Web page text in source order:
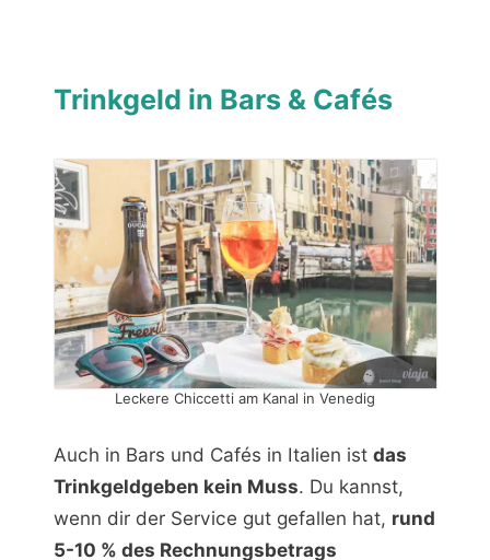
Trinkgeld in Bars & Cafés
Leckere Chiccetti am Kanal in Venedig
Auch in Bars und Cafés in Italien istdas
Trinkgeldgeben kein Muss. Du kannst,
wenn dir der Service gut gefallen hat, rund
5-10 % des Rechnungsbetrags